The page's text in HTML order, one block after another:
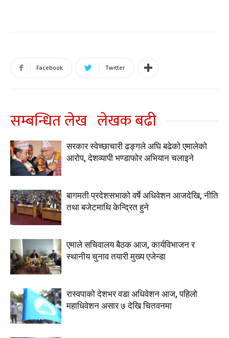
Facebook Twitter
सम्बन्धित लेख लेखक बढी
सरकार स्वेच्छाचारी ढङ्गले अघि बढेको एमालेको
आरोप, देशव्यापी भण्डाफोर अभियान चलाइने
बागमती प्रदेशसभाको वर्षे अधिवेशन आजदेखि, नीति
तथा बजेटमाथि केन्द्रित हुने
एमाले सचिवालय बैठक आज, कार्यविभाजन र
स्थानीय चुनाव तयारी मुख्य एजेन्डा
रास्वपाको देशभर वडा अधिवेशन आज, पहिलो
महाधिवेशन असार ७ देखि चितवनमा